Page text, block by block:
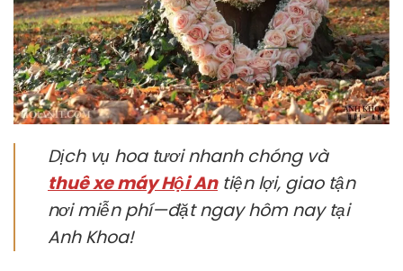
Dịch vụ hoa tươi nhanh chóng và
thuê xe máy Hội Antiện lợi, giao tận
nơi miễn phí—đặt ngay hôm nay tại
Anh Khoa!